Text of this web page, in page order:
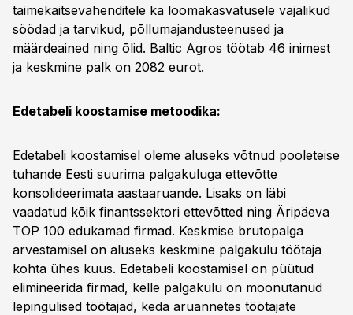
taimekaitsevahenditele ka loomakasvatusele vajalikud
söödad ja tarvikud, põllumajandusteenused ja
määrdeained ning õlid. Baltic Agros töötab 46 inimest
ja keskmine palk on 2082 eurot.
Edetabeli koostamise metoodika:
Edetabeli koostamisel oleme aluseks võtnud pooleteise
tuhande Eesti suurima palgakuluga ettevõtte
konsolideerimata aastaaruande. Lisaks on läbi
vaadatud kõik finantssektori ettevõtted ning Äripäeva
TOP 100 edukamad firmad. Keskmise brutopalga
arvestamisel on aluseks keskmine palgakulu töötaja
kohta ühes kuus. Edetabeli koostamisel on püütud
elimineerida firmad, kelle palgakulu on moonutanud
lepingulised töötajad, keda aruannetes töötajate